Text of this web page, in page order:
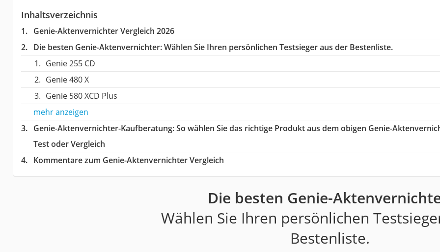
Inhaltsverzeichnis
Genie-Aktenvernichter Vergleich 2026
Die besten Genie-Aktenvernichter:Wählen Sie Ihren persönlichen Testsieger aus der Bestenliste.
Genie 255 CD
Genie 480 X
Genie 580 XCD Plus
mehr anzeigen
Genie-Aktenvernichter-Kaufberatung: So wählen Sie das richtige Produkt aus dem obigen Genie-
Test oder Vergleich
Kommentare zum Genie-Aktenvernichter Vergleich
Die besten Genie-
Wählen Sie Ihren persönlichen
Bestenliste.